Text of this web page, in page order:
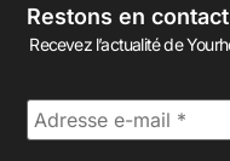
Restons en contact
Recevez l’actualité de